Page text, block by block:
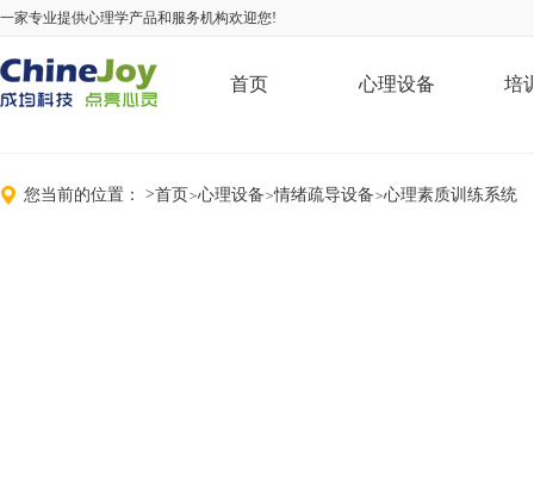
一家专业提供心理学产品和服务机构欢迎您!
首页 心理设备 培
您当前的位置： >首页>心理设备>情绪疏导设备>心理素质训练系统